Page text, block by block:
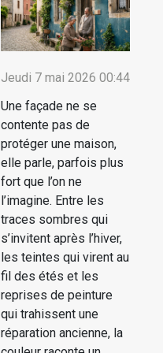
Jeudi 7 mai 2026 00:44
Une façade ne se
contente pas de
protéger une maison,
elle parle, parfois plus
fort que l’on ne
l’imagine. Entre les
traces sombres qui
s’invitent après l’hiver,
les teintes qui virent au
fil des étés et les
reprises de peinture
qui trahissent une
réparation ancienne, la